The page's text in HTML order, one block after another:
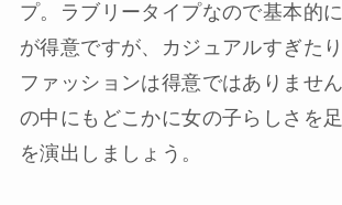
プ。ラブリータイプなので基本的
が得意ですが、カジュアルすぎた
ファッションは得意ではありませ
の中にもどこかに女の子らしさを